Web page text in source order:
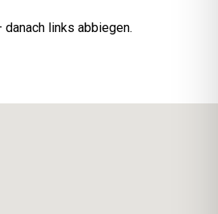
links abbiegen.